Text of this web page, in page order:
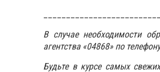
В случае необходимости
агентства «04868» по
Будьте в курсе самых